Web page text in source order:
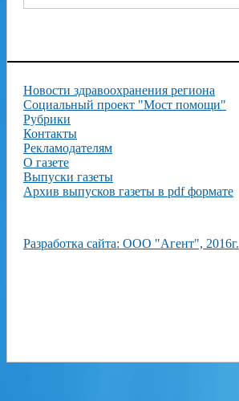
Новости здравоохранения региона
Социальный проект "Мост помощи"
Рубрики
Контакты
Рекламодателям
О газете
Выпуски газеты
Архив выпусков газеты в pdf формате
Разработка сайта: ООО "Агент", 2016г.